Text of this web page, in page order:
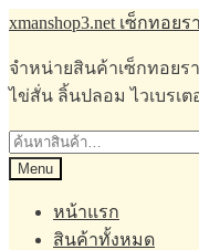
Skip
to
navigation
Skip
to
content
xmanshop3.net เซ็กทอย
จำหน่ายสินค้าเซ็กทอย
ไข่สั่น ลิ้นปลอม ไวเบรเต
ค้นหา:
Menu
หน้าแรก
สินค้าทั้งหมด